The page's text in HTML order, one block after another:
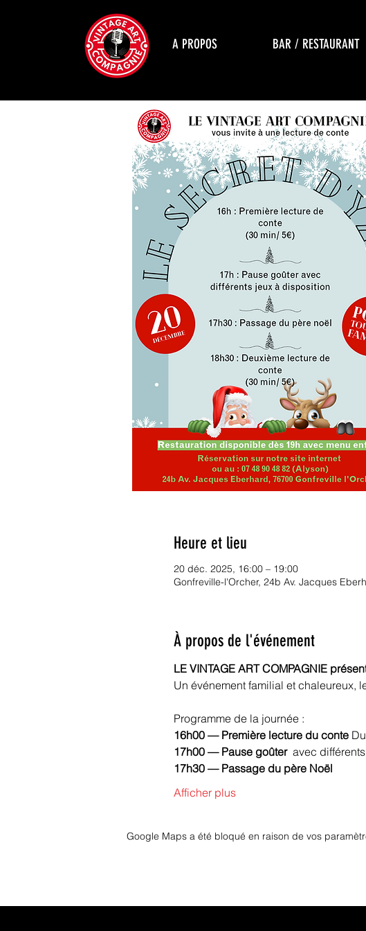
A PROPOS BAR / RESTAURANT
Heure et lieu
20 déc. 2025, 16:00 – 19:00
Gonfreville-l'Orcher, 24b Av. Jacques
À propos de l'événement
LE VINTAGE ART COMPAGNIE
Un événement familial et chaleureux,
Programme de la journée :
16h00 — Première lecture du conte
17h00 — Pause goûter avec
17h30 — Passage du père Noël
Afficher plus
Google Maps a été bloqué en raison de vos